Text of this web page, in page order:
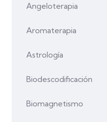
Angeloterapia
Aromaterapia
Astrología
Biodescodificación
Biomagnetismo